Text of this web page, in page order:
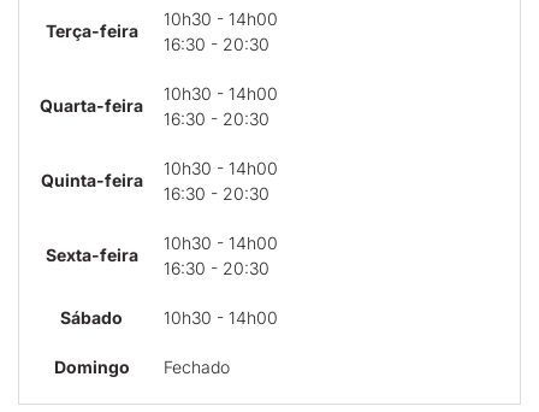
Terça-feira
10h30 - 14h00
16:30 - 20:30
Quarta-feira
10h30 - 14h00
16:30 - 20:30
Quinta-feira
10h30 - 14h00
16:30 - 20:30
Sexta-feira
10h30 - 14h00
16:30 - 20:30
Sábado 10h30 - 14h00
Domingo Fechado